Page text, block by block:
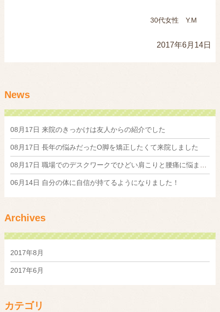
30代女性 Y.M
2017年6月14日
News
08月17日 来院のきっかけは友人からの紹介でした
08月17日 長年の悩みだったO脚を矯正したくて来院しました
08月17日 職場でのデスクワークでひどい肩こりと腰痛に悩まされていました
06月14日 自分の体に自信が持てるようになりました！
Archives
2017年8月
2017年6月
カテゴリ